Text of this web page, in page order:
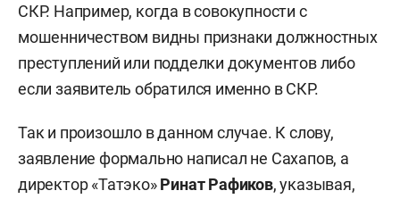
СКР. Например, когда в совокупности с
мошенничеством видны признаки должностных
преступлений или подделки документов либо
если заявитель обратился именно в СКР.
Так и произошло в данном случае. К слову,
заявление формально написал не Сахапов, а
директор «Татэко»Ринат Рафиков, указывая,